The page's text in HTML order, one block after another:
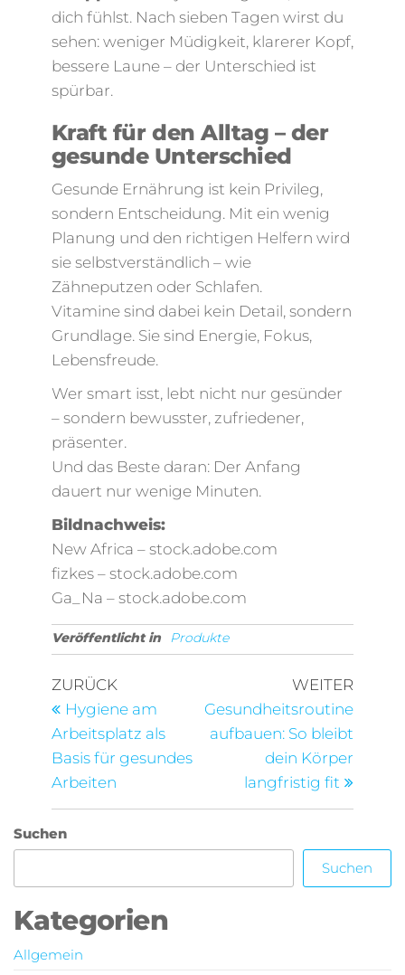
dich fühlst. Nach sieben Tagen wirst du
sehen: weniger Müdigkeit, klarerer Kopf,
bessere Laune – der Unterschied ist
spürbar.
Kraft für den Alltag – der
gesunde Unterschied
Gesunde Ernährung ist kein Privileg,
sondern Entscheidung. Mit ein wenig
Planung und den richtigen Helfern wird
sie selbstverständlich – wie
Zähneputzen oder Schlafen.
Vitamine sind dabei kein Detail, sondern
Grundlage. Sie sind Energie, Fokus,
Lebensfreude.
Wer smart isst, lebt nicht nur gesünder
– sondern bewusster, zufriedener,
präsenter.
Und das Beste daran: Der Anfang
dauert nur wenige Minuten.
Bildnachweis:
New Africa – stock.adobe.com
fizkes – stock.adobe.com
Ga_Na – stock.adobe.com
Veröffentlicht in Produkte
Beitragsnavigation
Vorheriger
Beitrag
ZURÜCK
Hygiene am
Arbeitsplatz als
Basis für gesundes
Arbeiten
WEITER
Gesundheitsroutine
aufbauen: So bleibt
dein Körper
langfristig fit
Suchen
Suchen
Kategorien
Allgemein